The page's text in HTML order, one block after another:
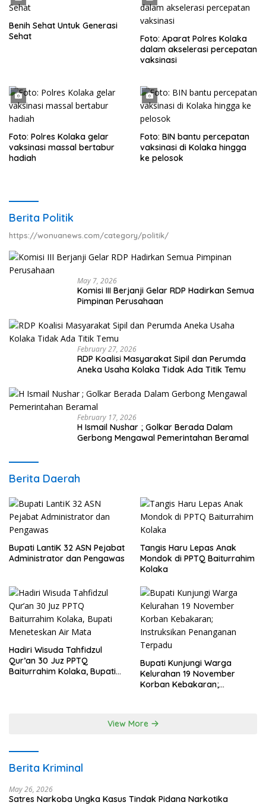
Benih Sehat Untuk Generasi
Sehat
Foto: Aparat Polres Kolaka
dalam akselerasi percepatan
vaksinasi
Foto: Polres Kolaka gelar
vaksinasi massal bertabur
hadiah
Foto: BIN bantu percepatan
vaksinasi di Kolaka hingga
ke pelosok
Berita Politik
https://wonuanews.com/category/politik/
May 7, 2026
Komisi III Berjanji Gelar RDP Hadirkan Semua
Pimpinan Perusahaan
February 27, 2026
RDP Koalisi Masyarakat Sipil dan Perumda
Aneka Usaha Kolaka Tidak Ada Titik Temu
February 17, 2026
H Ismail Nushar ; Golkar Berada Dalam
Gerbong Mengawal Pemerintahan Beramal
Berita Daerah
Bupati LantiK 32 ASN Pejabat
Administrator dan Pengawas
Tangis Haru Lepas Anak
Mondok di PPTQ Baiturrahim
Kolaka
Hadiri Wisuda Tahfidzul
Qur’an 30 Juz PPTQ
Baiturrahim Kolaka, Bupati
Bupati Kunjungi Warga
Kelurahan 19 November
Korban Kebakaran;
View More
Berita Kriminal
May 26, 2026
Satres Narkoba Ungka Kasus Tindak Pidana Narkotika